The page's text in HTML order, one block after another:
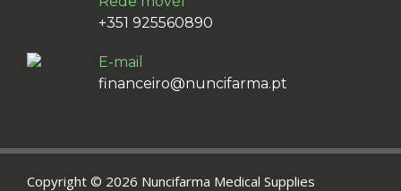
+351 925560890
E-mail
financeiro@nuncifarma.pt
Copyright © 2026 Nuncifarma Medical Supplies